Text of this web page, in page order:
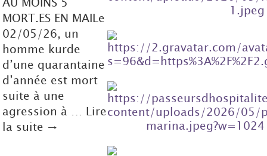
MORT.ES EN MAILe
02/05/26, un
homme kurde
d’une quarantaine
d’année est mort
suite à une
agression à … Lire
la suite →